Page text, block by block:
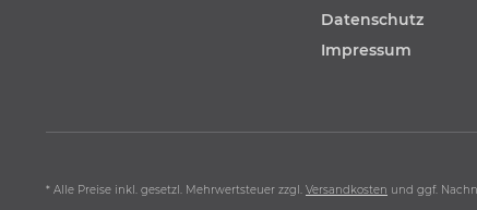
Datenschutz
Impressum
* Alle Preise inkl. gesetzl. Mehrwertsteuer zzgl. Versandkosten und ggf.